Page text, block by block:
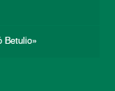
Betulio»